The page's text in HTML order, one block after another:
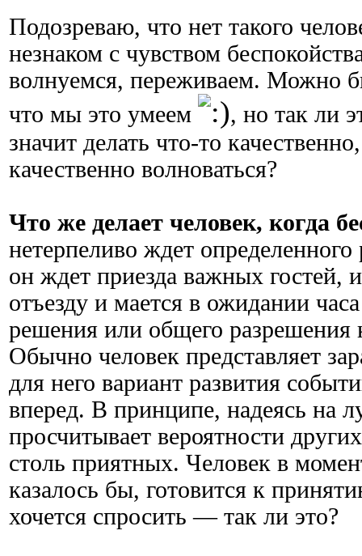
Подозреваю, что нет такого
незнаком с чувством
волнуемся, переживаем. Можно
что мы это умеем
, но так ли
значит делать что-то
качественно волноваться?
Что же делает человек, когда
нетерпеливо ждет
он ждет приезда важных гостей,
отъезду и мается в ожидании
решения или общего разрешения
Обычно человек представляет
для него вариант развития
вперед. В принципе, надеясь на
просчитывает вероятности
столь приятных. Человек в
казалось бы, готовится к
хочется спросить — так ли это?